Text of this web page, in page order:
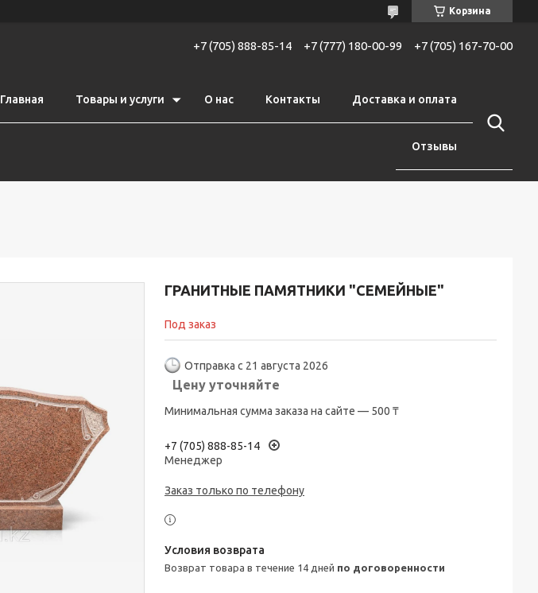
Корзина
+7 (705) 888-85-14 +7 (777) 180-00-99 +7 (705) 167-70-00
Главная Товары и услуги О нас Контакты Доставка и оплата
Отзывы
ГРАНИТНЫЕ ПАМЯТНИКИ "СЕМЕЙНЫЕ"
Под заказ
Отправка с 21 августа 2026
Цену уточняйте
Минимальная сумма заказа на сайте — 500 ₸
+7 (705) 888-85-14
Менеджер
Заказ только по телефону
возврат товара в течение 14 дней по договоренности